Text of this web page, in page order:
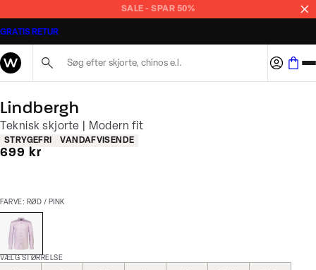
SALE - SPAR 50%
GRATIS RETUR
Lindbergh
Teknisk skjorte | Modern fit
Produkt egenskaber
STRYGEFRI VANDAFVISENDE
I alt (inkl. rabat)
699 kr
FARVE: RØD / PINK
VÆLG STØRRELSE